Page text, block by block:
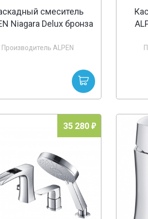
смеситель
Niagara Delux бронза
Производитель ALPEN
35 280